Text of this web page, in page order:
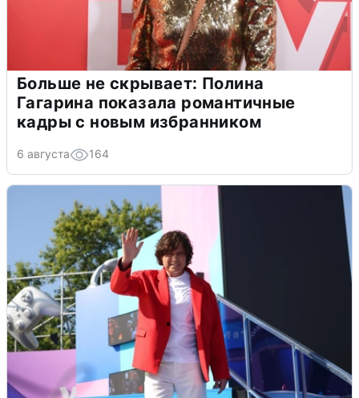
Больше не скрывает: Полина
Гагарина показала романтичные
кадры с новым избранником
6 августа 164